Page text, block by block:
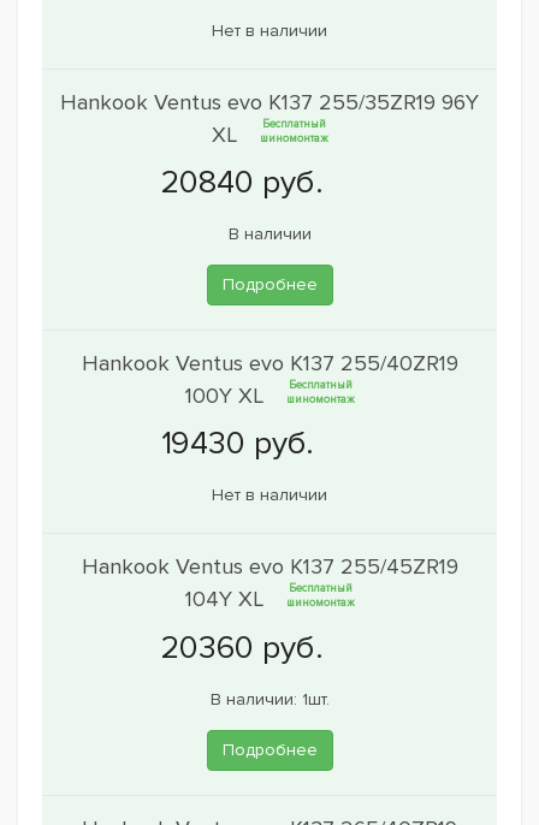
Нет в наличии
Hankook Ventus evo K137 255/35ZR19 96Y
XL
Бесплатный
шиномонтаж
В наличии
Подробнее
Hankook Ventus evo K137 255/40ZR19
100Y XL
Бесплатный
шиномонтаж
Нет в наличии
Hankook Ventus evo K137 255/45ZR19
104Y XL
Бесплатный
шиномонтаж
В наличии: 1шт.
Подробнее